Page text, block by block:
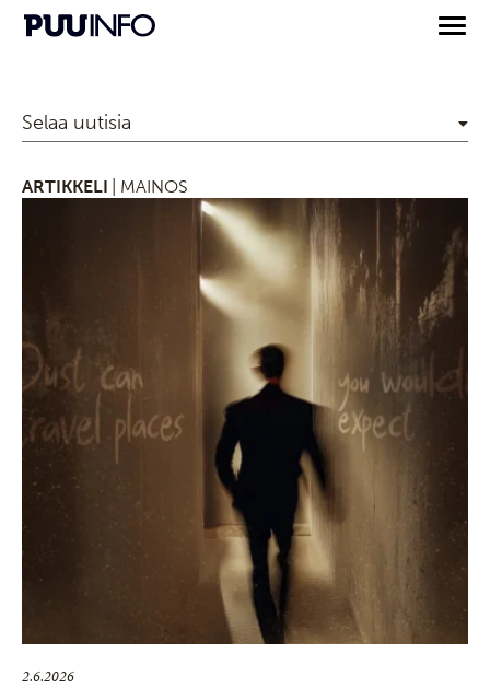
Selaa uutisia
ARTIKKELI | MAINOS
2.6.2026